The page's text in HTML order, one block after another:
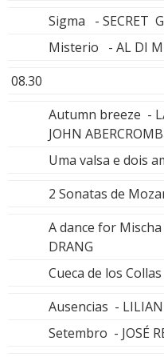
Sigma - SECRET
Misterio - AL DI
08.30
Autumn breeze -
JOHN
Uma valsa e dois
2 Sonatas de
A dance for
DRANG
Cueca de los
Ausencias - LILIAN
Setembro - JOSÉ